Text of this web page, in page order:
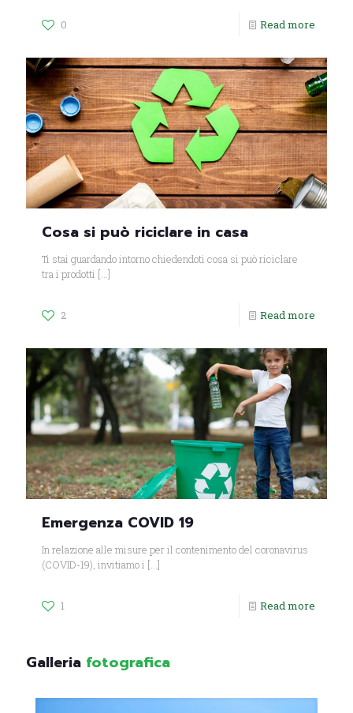
0 Read more
Cosa si può riciclare in casa
Ti stai guardando intorno chiedendoti cosa si può riciclare
tra i prodotti […]
2 Read more
Emergenza COVID 19
In relazione alle misure per il contenimento del coronavirus
(COVID-19), invitiamo i […]
1 Read more
Galleria fotografica